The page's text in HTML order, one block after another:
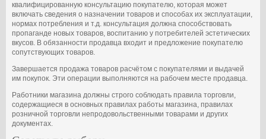
квалифицированную консультацию покупателю, которая может
включать сведения о назначении товаров и способах их эксплуатации,
нормах потребления и т.д. консультация должна способствовать
пропаганде новых товаров, воспитанию у потребителей эстетических
вкусов. В обязанности продавца входит и предложение покупателю
сопутствующих товаров.
Завершается продажа товаров расчётом с покупателями и выдачей
им покупок. Эти операции выполняются на рабочем месте продавца.
Работники магазина должны строго соблюдать правила торговли,
содержащиеся в основных правилах работы магазина, правилах
розничной торговли непродовольственными товарами и других
документах.